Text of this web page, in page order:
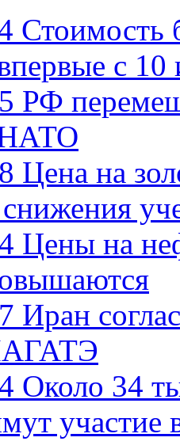
Стоимость
с 10
РФ
НАТО
Цена на
Цены на
Иран
Около 34
участие